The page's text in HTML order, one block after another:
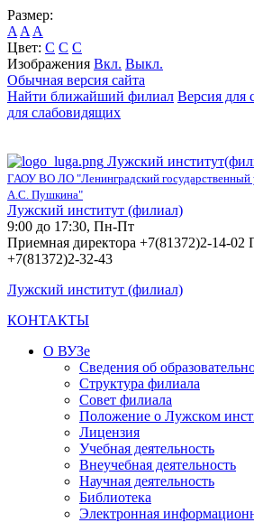
Размер:
A A A
Цвет: C C C
Изображения Вкл. Выкл.
Обычная версия сайта
Найти ближайший филиал Версия для
для слабовидящих
Лужский
ГАОУ ВО ЛО "Ленинградский государственный
А.С. Пушкина"
Лужский институт (филиал)
9:00 до 17:30, Пн-Пт
Приемная директора +7(81372)2-14-02
+7(81372)2-32-43
Лужский институт (филиал)
КОНТАКТЫ
О ВУЗе
Сведения об
Структура филиала
Совет филиала
Положение о Лужском
Лицензия
Учебная деятельность
Внеучебная деятельность
Научная деятельность
Библиотека
Электронная